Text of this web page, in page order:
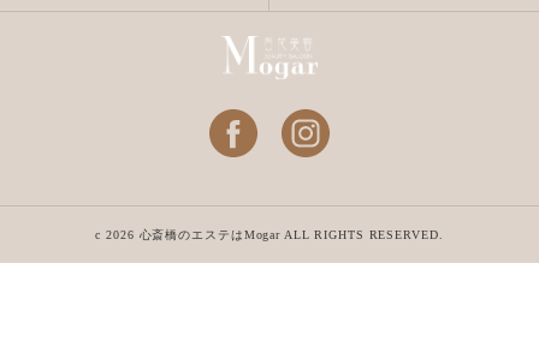
c 2026 心斎橋のエステはMogar ALL RIGHTS RESERVED.